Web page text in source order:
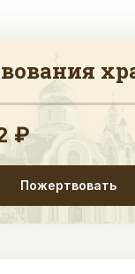
₽
Пожертвовать